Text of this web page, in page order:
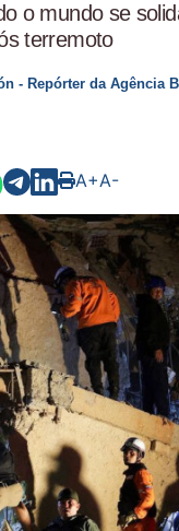
o mundo se
terremoto
- Repórter da Agência
A+A-